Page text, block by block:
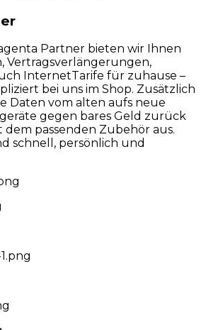
Partner bieten wir Ihnen
Vertragsverlängerungen,
InternetTarife für zuhause –
bei uns im Shop. Zusätzlich
Daten vom alten aufs neue
gegen bares Geld zurück
passenden Zubehör aus.
schnell, persönlich und